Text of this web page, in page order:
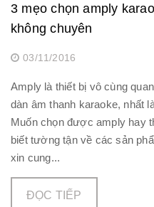
3 mẹo chọn amply
không chuyên
03/11/2016
Amply là thiết bị vô cùng
dàn âm thanh karaoke, nhất
Muốn chọn được amply hay
biết tường tận về các sản
xin cung...
ĐỌC TIẾP